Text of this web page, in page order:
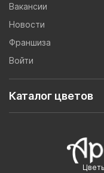
Вакансии
Новости
Франшиза
Войти
Каталог цветов